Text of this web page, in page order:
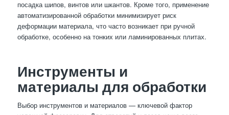
посадка шипов, винтов или шкантов. Кроме того, применение
автоматизированной обработки минимизирует риск
деформации материала, что часто возникает при ручной
обработке, особенно на тонких или ламинированных плитах.
Инструменты и
материалы для обработки
Выбор инструментов и материалов — ключевой фактор